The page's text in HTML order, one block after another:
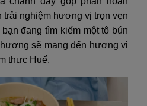
trải nghiệm hương vị trọn vẹn
đang tìm kiếm một tô bún
sẽ mang đến hương vị
thực Huế.